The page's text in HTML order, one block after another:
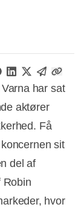
har sat
aktører
Få
sit
del af
Robin
hvor